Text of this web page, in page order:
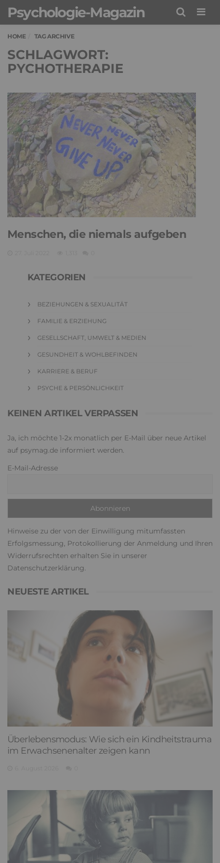
Psychologie-Magazin
HOME TAG ARCHIVE
SCHLAGWORT:
PYCHOTHERAPIE
Menschen, die niemals aufgeben
KATEGORIEN
BEZIEHUNGEN & SEXUALITÄT
FAMILIE & ERZIEHUNG
GESELLSCHAFT, UMWELT & MEDIEN
GESUNDHEIT & WOHLBEFINDEN
KARRIERE & BERUF
PSYCHE & PERSÖNLICHKEIT
KEINEN ARTIKEL VERPASSEN
Ja, ich möchte 1-2x monatlich per E-Mail über neue Artikel
auf psymag.de informiert werden.
E-Mail-Adresse
Hinweise zu der von der Einwilligung mitumfassten
Erfolgsmessung, Protokollierung der Anmeldung und Ihren
Widerrufsrechten erhalten Sie in unserer
Datenschutzerklärung.
NEUESTE ARTIKEL
Überlebensmodus: Wie sich ein Kindheitstrauma
im Erwachsenenalter zeigen kann